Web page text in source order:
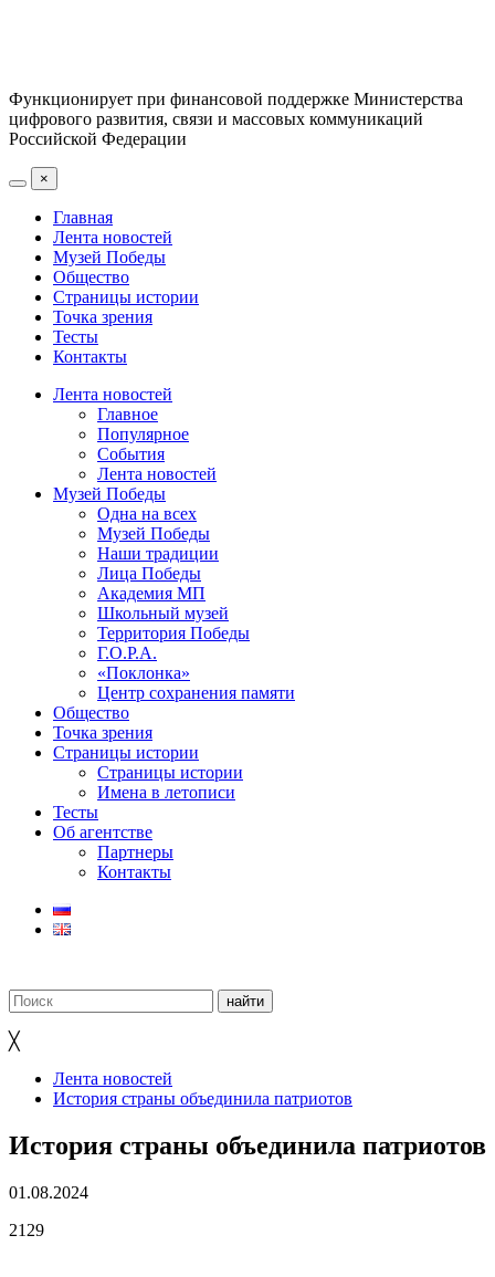
Функционирует при финансовой поддержке Министерства
цифрового развития, связи и массовых коммуникаций
Российской Федерации
×
Главная
Лента новостей
Музей Победы
Общество
Страницы истории
Точка зрения
Тесты
Контакты
Лента новостей
Главное
Популярное
События
Лента новостей
Музей Победы
Одна на всех
Музей Победы
Наши традиции
Лица Победы
Академия МП
Школьный музей
Территория Победы
Г.О.Р.А.
«Поклонка»
Центр сохранения памяти
Общество
Точка зрения
Страницы истории
Страницы истории
Имена в летописи
Тесты
Об агентстве
Партнеры
Контакты
╳
Лента новостей
История страны объединила патриотов
История страны объединила патриотов
01.08.2024
2129